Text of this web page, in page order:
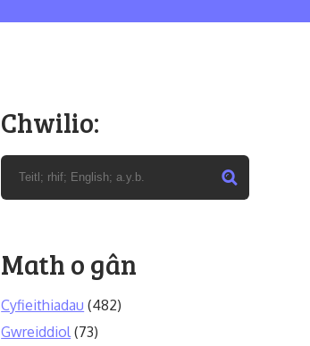
Chwilio:
Math o gân
Cyfieithiadau (482)
Gwreiddiol (73)